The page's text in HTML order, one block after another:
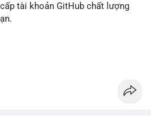
tài khoản GitHub chất lượng